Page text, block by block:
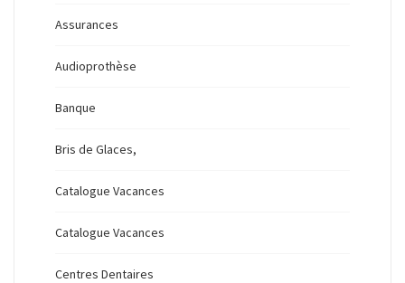
Assurances
Audioprothèse
Banque
Bris de Glaces,
Catalogue Vacances
Catalogue Vacances
Centres Dentaires